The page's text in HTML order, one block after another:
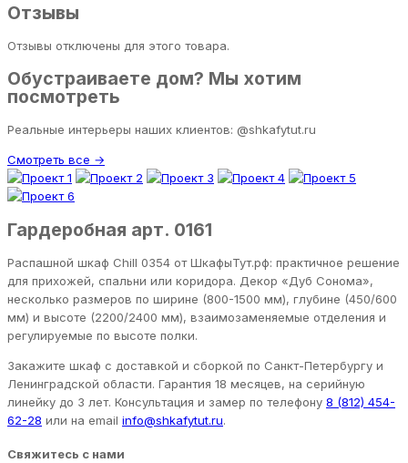
Отзывы
Отзывы отключены для этого товара.
Обустраиваете дом? Мы хотим
посмотреть
Реальные интерьеры наших клиентов: @shkafytut.ru
Смотреть все →
Гардеробная арт. 0161
Распашной шкаф Chill 0354 от ШкафыТут.рф: практичное решение
для прихожей, спальни или коридора. Декор «Дуб Сонома»,
несколько размеров по ширине (800-1500 мм), глубине (450/600
мм) и высоте (2200/2400 мм), взаимозаменяемые отделения и
регулируемые по высоте полки.
Закажите шкаф с доставкой и сборкой по Санкт-Петербургу и
Ленинградской области. Гарантия 18 месяцев, на серийную
линейку до 3 лет. Консультация и замер по телефону 8 (812) 454-
62-28 или на email info@shkafytut.ru.
Свяжитесь с нами